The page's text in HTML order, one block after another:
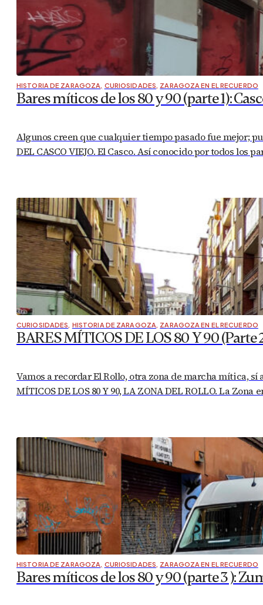
HISTORIA DE ZARAGOZA, CURIOSIDADES, ZARAGOZA EN EL RECUERDO
Bares míticos de los 80 y 90 (parte 1):
Algunos creen que cualquier tiempo pasado fue mejor;
DEL CASCO VIEJO. El Casco. Así conocido por todos
CURIOSIDADES, HISTORIA DE ZARAGOZA, ZARAGOZA EN EL RECUERDO
BARES MÍTICOS DE LOS 80 Y 90 (Parte
Vamos a recordar El Rollo, otra zona de marcha mítica,
MÍTICOS DE LOS 80 Y 90, LA ZONA DEL ROLLO. La
HISTORIA DE ZARAGOZA, CURIOSIDADES, ZARAGOZA EN EL RECUERDO
Bares míticos de los 80 y 90 (parte 3 ):